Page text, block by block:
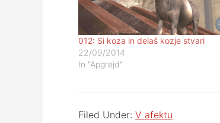
012: Si koza in delaš kozje stvari
22/09/2014
In "Apgrejd"
Filed Under: V afektu